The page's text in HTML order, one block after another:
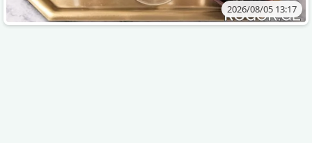
2026/08/05 13:17